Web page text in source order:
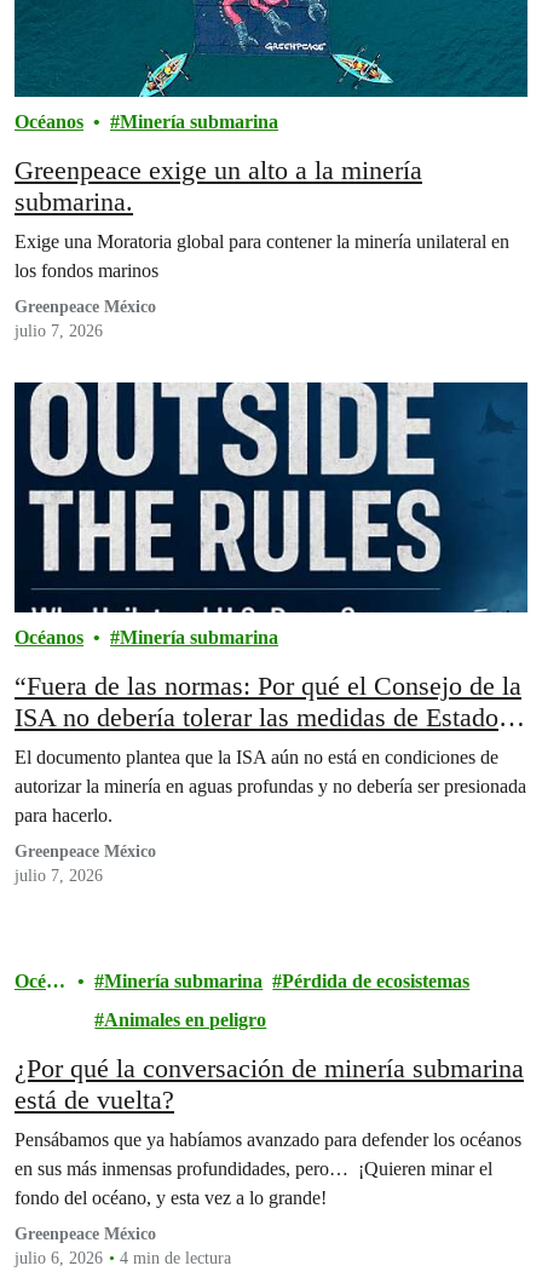
Océanos Minería submarina
Greenpeace exige un alto a la minería
submarina.
Exige una Moratoria global para contener la minería unilateral en
los fondos marinos
Greenpeace México
julio 7, 2026
Océanos Minería submarina
“Fuera de las normas: Por qué el Consejo de la
ISA no debería tolerar las medidas de Estados
Unidos en materia de minería en aguas
profundas”
El documento plantea que la ISA aún no está en condiciones de
autorizar la minería en aguas profundas y no debería ser presionada
para hacerlo.
Greenpeace México
julio 7, 2026
Océan
Minería submarina
Pérdida de ecosistemas
Animales en peligro
¿Por qué la conversación de minería submarina
está de vuelta?
Pensábamos que ya habíamos avanzado para defender los océanos
en sus más inmensas profundidades, pero… ¡Quieren minar el
fondo del océano, y esta vez a lo grande!
Greenpeace México
julio 6, 2026
4 min de lectura